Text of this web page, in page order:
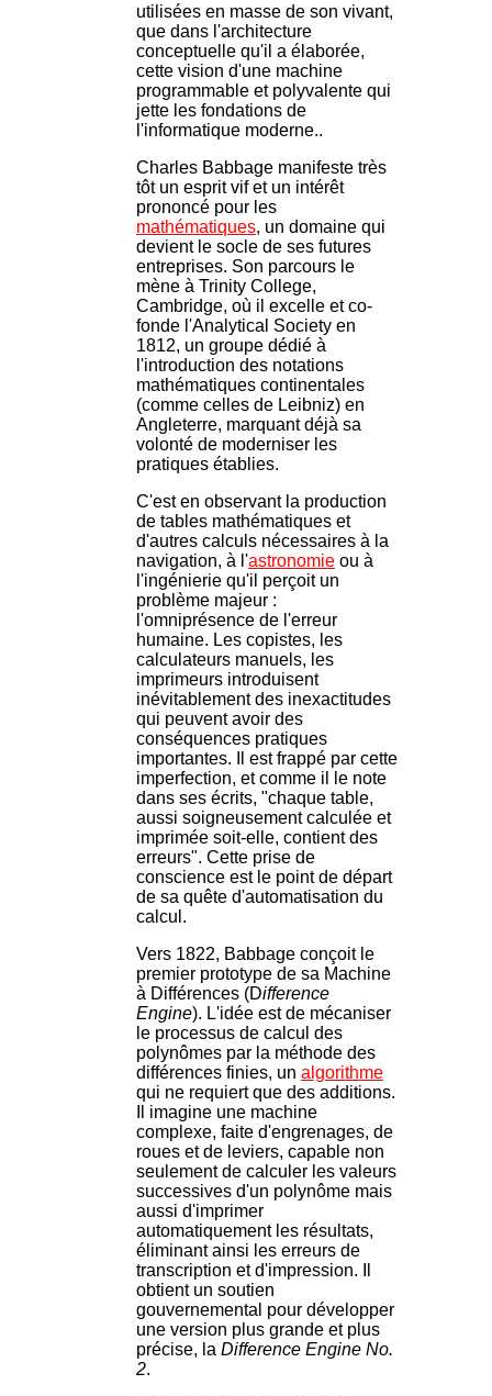
utilisées en masse de son vivant,
que dans l'architecture
conceptuelle qu'il a élaborée,
cette vision d'une machine
programmable et polyvalente qui
jette les fondations de
l'informatique moderne..
Charles Babbage manifeste très
tôt un esprit vif et un intérêt
prononcé pour les
mathématiques, un domaine qui
devient le socle de ses futures
entreprises. Son parcours le
mène à Trinity College,
Cambridge, où il excelle et co-
fonde l'Analytical Society en
1812, un groupe dédié à
l'introduction des notations
mathématiques continentales
(comme celles de Leibniz) en
Angleterre, marquant déjà sa
volonté de moderniser les
pratiques établies.
C'est en observant la production
de tables mathématiques et
d'autres calculs nécessaires à la
navigation, à l'astronomie ou à
l'ingénierie qu'il perçoit un
problème majeur :
l'omniprésence de l'erreur
humaine. Les copistes, les
calculateurs manuels, les
imprimeurs introduisent
inévitablement des inexactitudes
qui peuvent avoir des
conséquences pratiques
importantes. Il est frappé par cette
imperfection, et comme il le note
dans ses écrits, "chaque table,
aussi soigneusement calculée et
imprimée soit-elle, contient des
erreurs". Cette prise de
conscience est le point de départ
de sa quête d'automatisation du
calcul.
Vers 1822, Babbage conçoit le
premier prototype de sa Machine
à Différences (Difference
Engine). L'idée est de mécaniser
le processus de calcul des
polynômes par la méthode des
différences finies, un algorithme
qui ne requiert que des additions.
Il imagine une machine
complexe, faite d'engrenages, de
roues et de leviers, capable non
seulement de calculer les valeurs
successives d'un polynôme mais
aussi d'imprimer
automatiquement les résultats,
éliminant ainsi les erreurs de
transcription et d'impression. Il
obtient un soutien
gouvernemental pour développer
une version plus grande et plus
précise, la Difference Engine No.
2.